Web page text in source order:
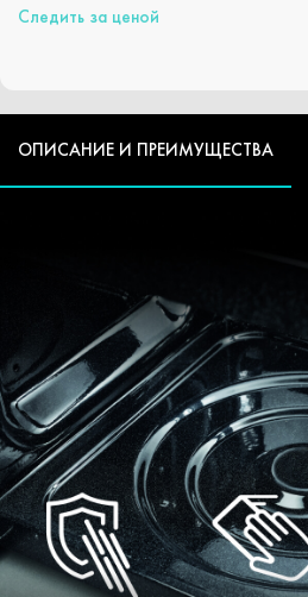
Следить за ценой
ОПИСАНИЕ И ПРЕИМУЩЕСТВА